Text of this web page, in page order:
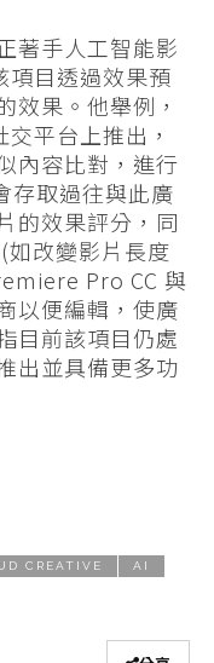
著手人工智能影
目透過效果預
效果。他舉例，
平台上推出，
內容比對，進行
存取過往與此廣
的效果評分，同
如改變影片長度
Pro CC 與
以便編輯，使廣
目前該項目仍處
出並具備更多功
CREATIVE AI